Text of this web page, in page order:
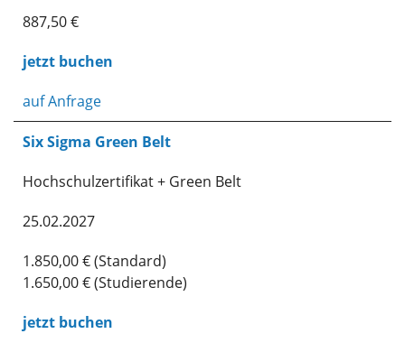
887,50 €
jetzt buchen
auf Anfrage
Six Sigma Green Belt
Hochschulzertifikat + Green Belt
25.02.2027
1.850,00 € (Standard)
1.650,00 € (Studierende)
jetzt buchen